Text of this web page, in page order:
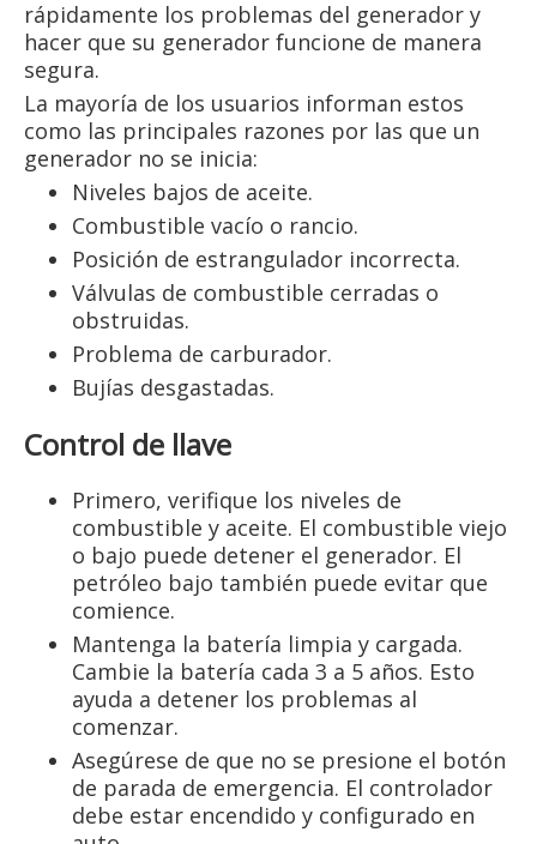
rápidamente los problemas del generador y
hacer que su generador funcione de manera
segura.
La mayoría de los usuarios informan estos
como las principales razones por las que un
generador no se inicia:
Niveles bajos de aceite.
Combustible vacío o rancio.
Posición de estrangulador incorrecta.
Válvulas de combustible cerradas o
obstruidas.
Problema de carburador.
Bujías desgastadas.
Control de llave
Primero, verifique los niveles de
combustible y aceite. El combustible viejo
o bajo puede detener el generador. El
petróleo bajo también puede evitar que
comience.
Mantenga la batería limpia y cargada.
Cambie la batería cada 3 a 5 años. Esto
ayuda a detener los problemas al
comenzar.
Asegúrese de que no se presione el botón
de parada de emergencia. El controlador
debe estar encendido y configurado en